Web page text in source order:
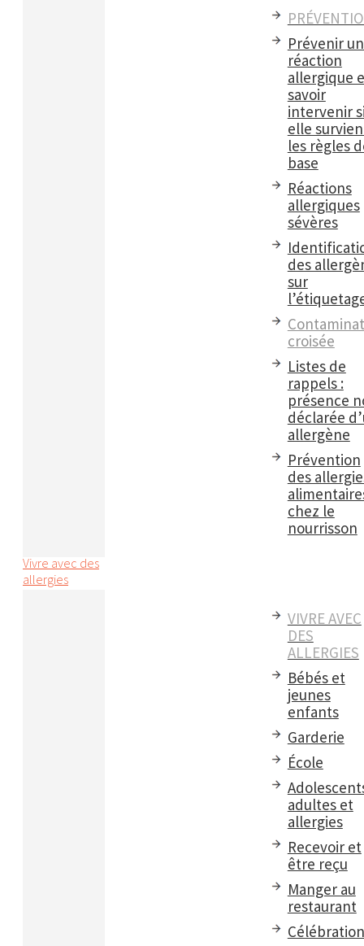
Prévenir
réaction
allergique
savoir
intervenir
elle
les règles
base
Réactions
allergiques
sévères
des
sur
croisée
Listes de
rappels :
présence
déclarée
allergène
Prévention
des
chez le
nourrisson
Vivre avec des
allergies
VIVRE AVEC
DES
ALLERGIES
Bébés et
jeunes
enfants
Garderie
École
adultes et
allergies
Recevoir et
être reçu
Manger au
restaurant